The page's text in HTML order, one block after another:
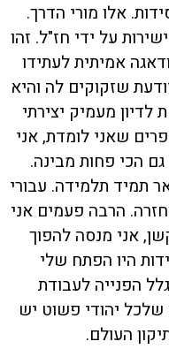
אלו מורי הדרך.
על ידי חז"ל. זהו
אמיתית לעתידו
שזקוקים לה והיא
מעמיק יצירתי
שאני לומדת, אני
הכי פחות מבינה.
תמיד תלמידה. עבורי
הרבה פעמים אני
אני מנסה להפוך
היו הפתח שלי
הפנייה לעבודת
יהודי פשוט יש
העולם.